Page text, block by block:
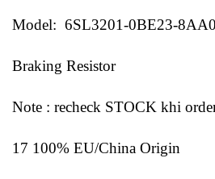
Model: 6SL3201-0BE23-8AA0
Braking Resistor
Note : recheck STOCK khi
17 100% EU/China Origin